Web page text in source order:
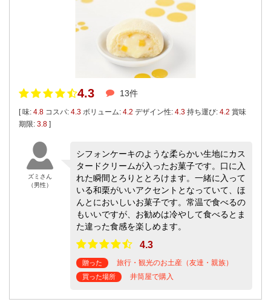
4.3 13件
[ 味: 4.8 コスパ: 4.3 ボリューム: 4.2 デザイン性: 4.3 持ち運び: 4.2 賞味
期限: 3.8 ]
ズミさん
（男性）
シフォンケーキのような柔らかい生地にカス
タードクリームが入ったお菓子です。口に入
れた瞬間とろりととろけます。一緒に入って
いる和栗がいいアクセントとなっていて、ほ
んとにおいしいお菓子です。常温で食べるの
もいいですが、お勧めは冷やして食べるとま
た違った食感を楽しめます。
4.3
贈った 旅行・観光のお土産（友達・親族）
買った場所 井筒屋で購入